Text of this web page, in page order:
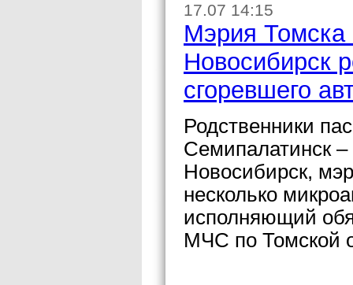
17.07 14:15
Мэрия Томска
Новосибирск
сгоревшего
Родственники
Семипалатинск –
Новосибирск,
несколько
исполняющий
МЧС по Томской